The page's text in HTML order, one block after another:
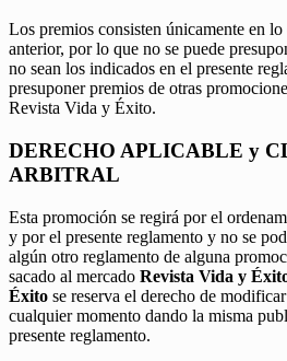
Los premios consisten únicamente en
anterior, por lo que no se puede
no sean los indicados en el presente
presuponer premios de otras
Revista Vida y Éxito.
DERECHO APLICABLE y
ARBITRAL
Esta promoción se regirá por el
y por el presente reglamento y no se
algún otro reglamento de alguna
sacado al mercado Revista Vida y
Éxito se reserva el derecho de
cualquier momento dando la misma
presente reglamento.